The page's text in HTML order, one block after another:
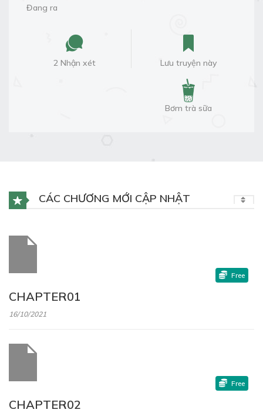
Đang ra
2 Nhận xét Lưu truyện này
Bơm trà sữa
CÁC CHƯƠNG MỚI CẬP NHẬT
CHAPTER01
16/10/2021
Free
CHAPTER02
Free